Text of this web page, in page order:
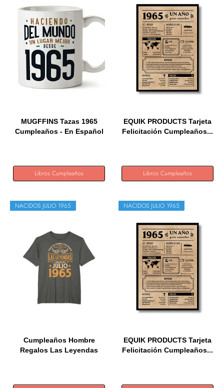
MUGFFINS Tazas 1965
Cumpleaños - En Español
Libros Cumpleaños
EQUIK PRODUCTS Tarjeta
Felicitación Cumpleaños...
Libros Cumpleaños
NACIDOS JULIO 1965
Cumpleaños Hombre
Regalos Las Leyendas
NACIDOS JULIO 1965
EQUIK PRODUCTS Tarjeta
Felicitación Cumpleaños...